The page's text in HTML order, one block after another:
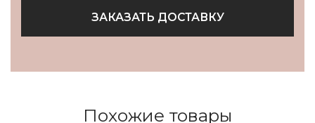
ЗАКАЗАТЬ ДОСТАВКУ
Похожие товары